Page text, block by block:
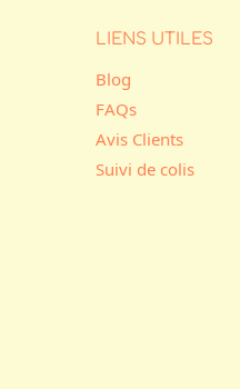
LIENS UTILES
Blog
FAQs
Avis Clients
Suivi de colis